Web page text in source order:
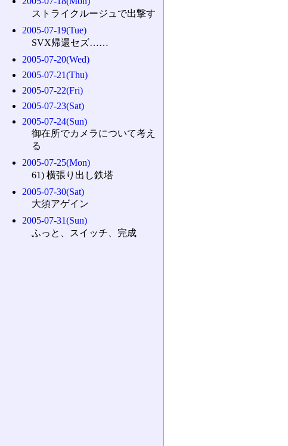
ストライクルージュで出撃す
2005-07-19(Tue)
SVX帰還セズ……
2005-07-20(Wed)
2005-07-21(Thu)
2005-07-22(Fri)
2005-07-23(Sat)
2005-07-24(Sun)
御在所でカメラについて考え
る
2005-07-25(Mon)
61) 横張り出し鉄塔
2005-07-30(Sat)
大須アゲイン
2005-07-31(Sun)
ふっと、スイッチ、完成